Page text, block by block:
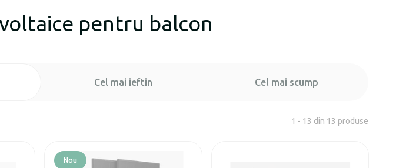
pentru balcon
Cel mai ieftin Cel mai scump
1 - 13 din 13 produse
Nou